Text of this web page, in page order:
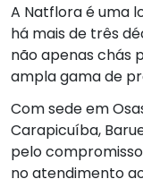
A Natflora é uma
há mais de três
não apenas chás
ampla gama de
Com sede em
Carapicuíba,
pelo
no atendimento